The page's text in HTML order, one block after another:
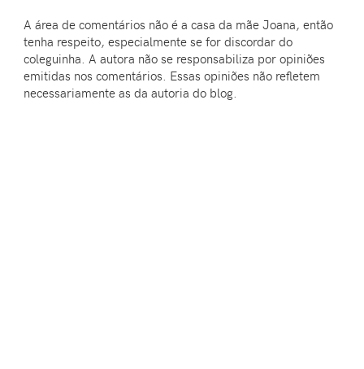
A área de comentários não é a casa da mãe Joana, então
tenha respeito, especialmente se for discordar do
coleguinha. A autora não se responsabiliza por opiniões
emitidas nos comentários. Essas opiniões não refletem
necessariamente as da autoria do blog.